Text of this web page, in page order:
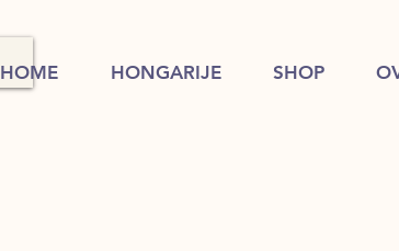
HOME HONGARIJE SHOP